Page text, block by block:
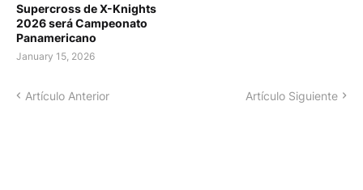
Supercross de X-Knights
2026 será Campeonato
Panamericano
January 15, 2026
Artículo Anterior Artículo Siguiente